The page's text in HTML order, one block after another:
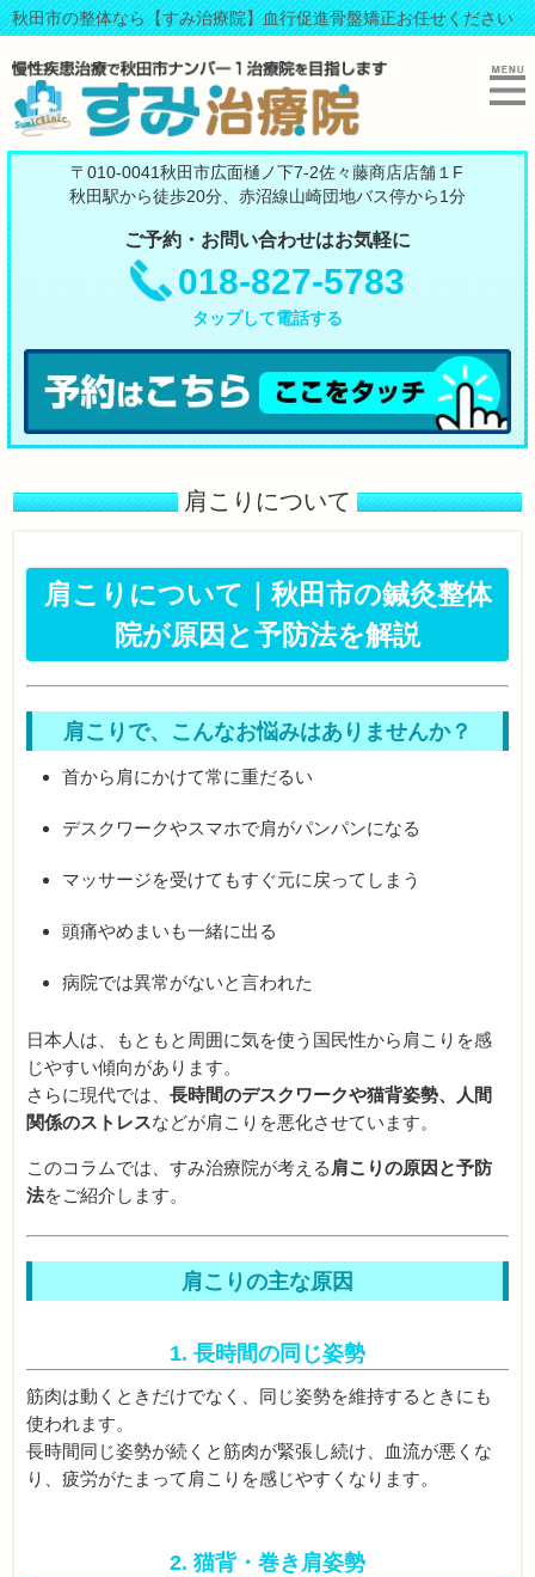
秋田市の整体なら【すみ治療院】血行促進骨盤矯正お任せください
〒010-0041秋田市広面樋ノ下7-2佐々藤商店店舗１F
秋田駅から徒歩20分、赤沼線山崎団地バス停から1分
ご予約・お問い合わせはお気軽に
018-827-5783
タップして電話する
肩こりについて
肩こりについて｜秋田市の鍼灸整体
院が原因と予防法を解説
肩こりで、こんなお悩みはありませんか？
首から肩にかけて常に重だるい
デスクワークやスマホで肩がパンパンになる
マッサージを受けてもすぐ元に戻ってしまう
頭痛やめまいも一緒に出る
病院では異常がないと言われた
日本人は、もともと周囲に気を使う国民性から肩こりを感
じやすい傾向があります。
さらに現代では、長時間のデスクワークや猫背姿勢、人間
関係のストレスなどが肩こりを悪化させています。
このコラムでは、すみ治療院が考える 肩こりの原因と予防
法をご紹介します。
肩こりの主な原因
1. 長時間の同じ姿勢
筋肉は動くときだけでなく、同じ姿勢を維持するときにも
使われます。
長時間同じ姿勢が続くと筋肉が緊張し続け、血流が悪くな
り、疲労がたまって肩こりを感じやすくなります。
2. 猫背・巻き肩姿勢